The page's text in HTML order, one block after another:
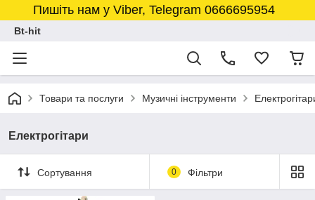
Пишіть нам у Viber, Telegram 0666695954
Bt-hit
Товари та послуги Музичні інструменти
Електрогітари
Сортування 0 Фільтри